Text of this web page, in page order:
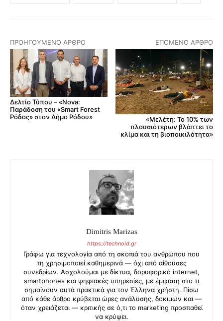
ΠΡΟΗΓΟΎΜΕΝΟ ΆΡΘΡΟ
Δελτίο Τύπου – «Nova:
Παράδοση του «Smart Forest
Ρόδος» στον Δήμο Ρόδου»
ΕΠΌΜΕΝΟ ΆΡΘΡΟ
«Μελέτη: Το 10% των
πλουσιότερων βλάπτει το
κλίμα και τη βιοποικιλότητα»
Dimitris Marizas
https://technoid.gr
Γράφω για τεχνολογία από τη σκοπιά του ανθρώπου που
τη χρησιμοποιεί καθημερινά — όχι από αίθουσες
συνεδρίων. Ασχολούμαι με δίκτυα, δορυφορικό internet,
smartphones και ψηφιακές υπηρεσίες, με έμφαση στο τι
σημαίνουν αυτά πρακτικά για τον Έλληνα χρήστη. Πίσω
από κάθε άρθρο κρύβεται ώρες ανάλυσης, δοκιμών και —
όταν χρειάζεται — κριτικής σε ό,τι το marketing προσπαθεί
να κρύψει.